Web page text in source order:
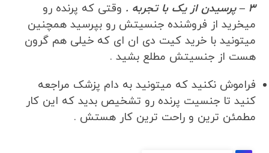
3 – پرسیدن از یک با تجربه .
وقتی که پرنده رو
میخرید از فروشنده جنسیتش رو بپرسید همچنین
میتونید با خرید کیت دی ان ای که خیلی هم گرون
هست از جنسیتش مطلع بشید .
فراموش نکنید که میتونید به دام پزشک مراجعه
کنید تا جنسیت پرنده رو تشخیص بدید که این کار
مطمئن ترین و راحت ترین کار هستش .